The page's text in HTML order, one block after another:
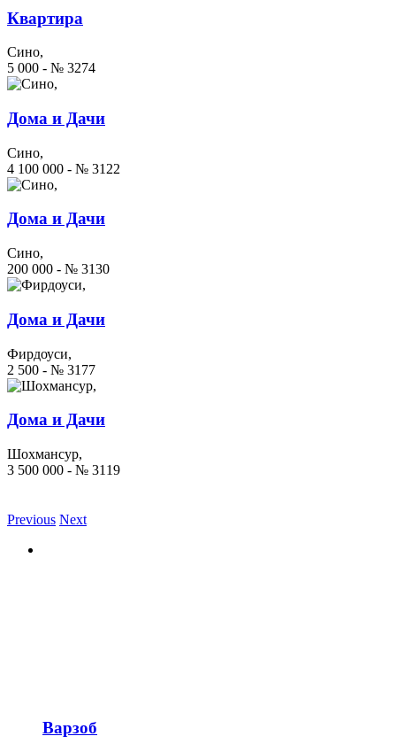
Квартира
Сино,
5 000 - № 3274
Дома и Дачи
Сино,
4 100 000 - № 3122
Дома и Дачи
Сино,
200 000 - № 3130
Дома и Дачи
Фирдоуси,
2 500 - № 3177
Дома и Дачи
Шохмансур,
3 500 000 - № 3119
Previous Next
Варзоб